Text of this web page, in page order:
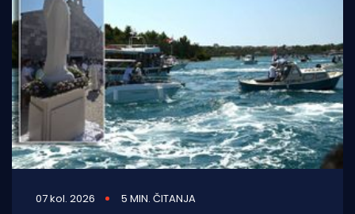
07 kol. 2026 5 MIN. ČITANJA